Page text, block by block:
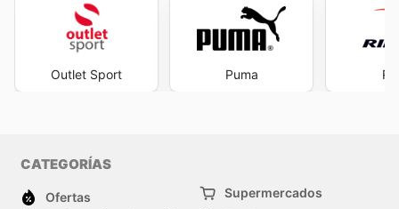
Outlet Sport Puma
CATEGORÍAS
Ofertas
Supermercados